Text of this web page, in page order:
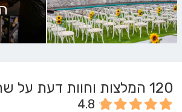
120 המלצות וחוות דעת על
4.8